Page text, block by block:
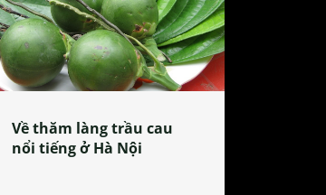
Về thăm làng trầu cau
nổi tiếng ở Hà Nội